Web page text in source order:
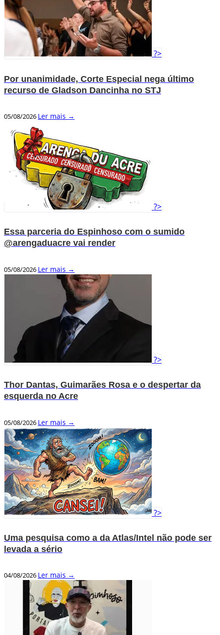
?>
Por unanimidade, Corte Especial nega último
recurso de Gladson Dancinha no STJ
05/08/2026 Ler mais →
?>
Essa parceria do Espinhoso com o sumido
@arengaduacre vai render
05/08/2026 Ler mais →
?>
Thor Dantas, Guimarães Rosa e o despertar da
esquerda no Acre
05/08/2026 Ler mais →
?>
Uma pesquisa como a da Atlas/Intel não pode ser
levada a sério
04/08/2026 Ler mais →